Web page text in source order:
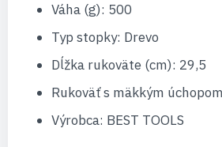
Váha (g): 500
Typ stopky: Drevo
Dĺžka rukoväte (cm): 29,5
Rukoväť s mäkkým
Výrobca: BEST TOOLS